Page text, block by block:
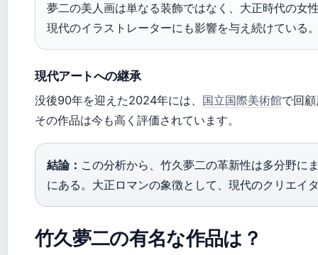
夢二の美人画は単なる装飾ではなく、大正時代の女
現代のイラストレーターにも影響を与え続けている
現代アートへの継承
没後90年を迎えた2024年には、 国立国際美術館で回
その作品は今も高く評価されています。
結論： この分析から、竹久夢二の革新性は多分野に
にある。大正ロマンの象徴として、現代のクリエイ
竹久夢二の有名な作品は？